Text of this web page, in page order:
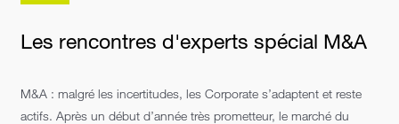
Les rencontres d'experts spécial M&A
M&A : malgré les incertitudes, les Corporate s’adaptent et reste
actifs. Après un début d’année très prometteur, le marché du